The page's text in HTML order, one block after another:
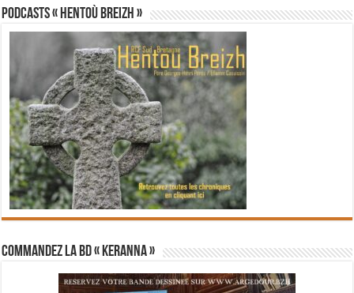
PODCASTS « Hentoù Breizh »
Commandez la BD « Keranna »